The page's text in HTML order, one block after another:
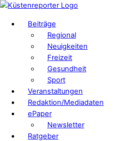
Beiträge
Regional
Neuigkeiten
Freizeit
Gesundheit
Sport
Veranstaltungen
Redaktion/Mediadaten
ePaper
Newsletter
Ratgeber